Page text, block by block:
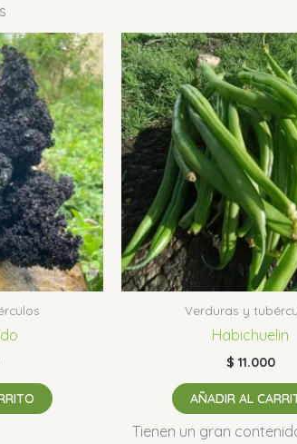
Verduras y
Habichuelin
$ 11.000
AÑADIR AL
Tienen un gran